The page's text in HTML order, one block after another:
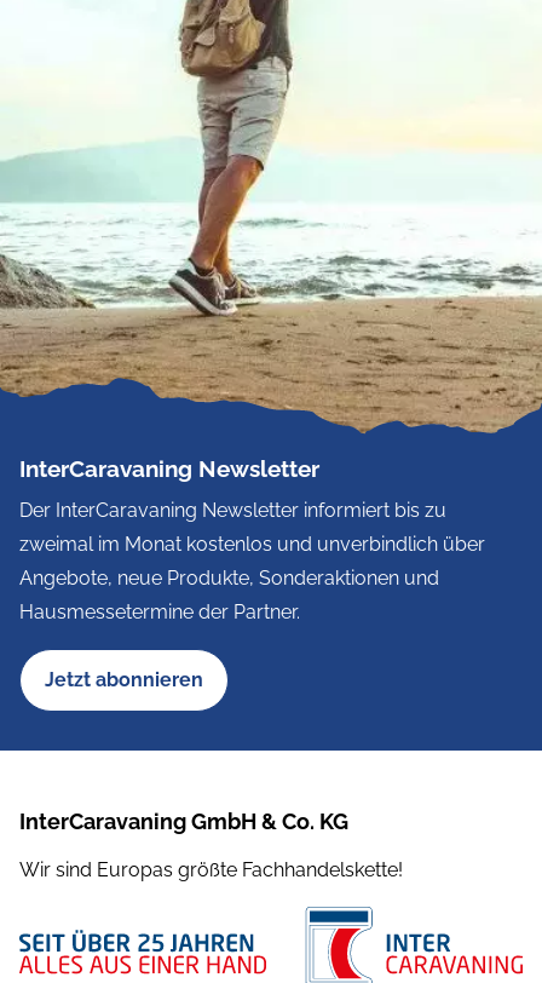
InterCaravaning Newsletter
Der InterCaravaning Newsletter informiert bis zu
zweimal im Monat kostenlos und unverbindlich über
Angebote, neue Produkte, Sonderaktionen und
Hausmessetermine der Partner.
Jetzt abonnieren
InterCaravaning GmbH & Co. KG
Wir sind Europas größte Fachhandelskette!